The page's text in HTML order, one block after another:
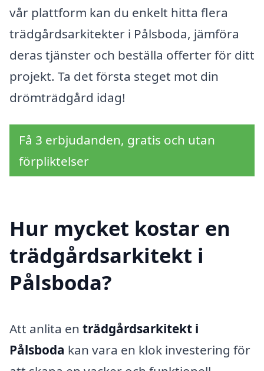
vår plattform kan du enkelt hitta flera
trädgårdsarkitekter i Pålsboda, jämföra
deras tjänster och beställa offerter för ditt
projekt. Ta det första steget mot din
drömträdgård idag!
Få 3 erbjudanden, gratis och utan
förpliktelser
Hur mycket kostar en
trädgårdsarkitekt i
Pålsboda?
Att anlita en trädgårdsarkitekt i
Pålsboda kan vara en klok investering för